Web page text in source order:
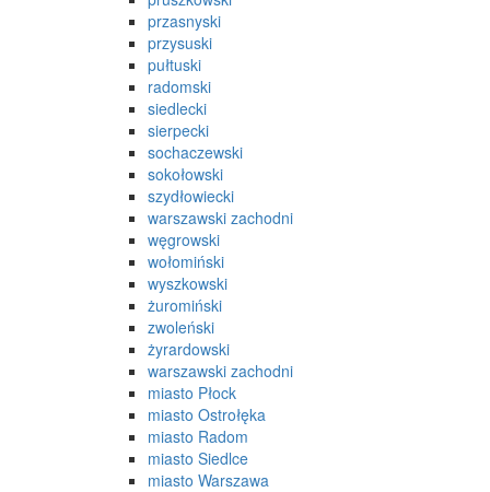
przasnyski
przysuski
pułtuski
radomski
siedlecki
sierpecki
sochaczewski
sokołowski
szydłowiecki
warszawski zachodni
węgrowski
wołomiński
wyszkowski
żuromiński
zwoleński
żyrardowski
warszawski zachodni
miasto Płock
miasto Ostrołęka
miasto Radom
miasto Siedlce
miasto Warszawa